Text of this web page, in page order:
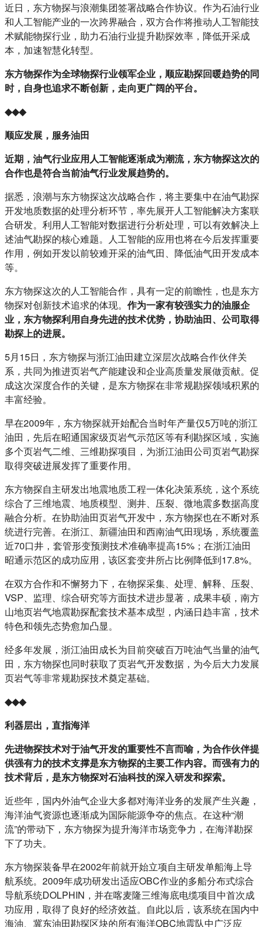
近日，东方物探与浪潮集团签署战略合作协议。作为石油行业
和人工智能产业的一次跨界融合，双方合作将推动人工智能技
术赋能物探行业，助力石油行业提升勘探效率，降低开采成
本，加速智慧化转型。
东方物探作为全球物探行业领军企业，顺应勘探回暖趋势的同
时，自身也追求不断创新，走向更广阔的平台。
◆◆◆
顺应发展，服务油田
近期，油气行业应用人工智能逐渐成为潮流，东方物探这次的
合作也是符合当前油气行业发展趋势的。
据悉，浪潮与东方物探这次战略合作，将主要集中在油气勘探
开发地质数据的处理分析环节，率先展开人工智能解决方案联
合研发。利用人工智能对数据进行分析处理，可以有效解决上
述油气勘探的核心难题。人工智能的应用也将在今后发挥重要
作用，例如开发以前较难开采的油气田、降低油气田开发成本
等。
东方物探这次的人工智能合作，具有一定的前瞻性，也是东方
物探对创新技术追求的体现。 作为一家有较强实力的油服企
业，东方物探利用自身先进的技术优势，协助油田、公司取得
勘探上的进展。
5月15日，东方物探与浙江油田建立深层次战略合作伙伴关
系，共同为推进页岩气产能建设和企业高质量发展做贡献。促
成这次深度合作的关键，是东方物探在非常规勘探领域积累的
丰富经验。
早在2009年，东方物探就开始配合当时年产量仅5万吨的浙江
油田，先后在昭通国家级页岩气示范区等有利勘探区域，实施
多个页岩气二维、三维勘探项目，为浙江油田公司页岩气勘探
取得突破进展发挥了重要作用。
东方物探自主研发出地震地质工程一体化决策系统，这个系统
综合了三维地震、地质模型、测井、压裂、微地震多数据高度
融合分析。在协助油田页岩气开发中，东方物探也在不断对系
统进行完善。在浙江、新疆油田和西南油气田现场，系统覆盖
近70口井，套管形变预测技术准确率提高15%；在浙江油田
昭通示范区的成功应用，该区套变井所占比例降低到17.8%。
在双方合作和不懈努力下，在物探采集、处理、解释、压裂、
VSP、监理、综合研究等方面技术进步显著，成果丰硕，南方
山地页岩气地震勘探配套技术基本成型，内涵日趋丰富，技术
特色和领先态势愈加凸显。
经多年发展，浙江油田成长为目前突破百万吨油气当量的油气
田，东方物探也同时获取了页岩气开发数据，为今后大力发展
页岩气等非常规勘探技术奠定基础。
◆◆◆
利器层出，直指海洋
先进物探技术对于油气开发的重要性不言而喻，为合作伙伴提
供强有力的技术支撑是东方物探的主要工作内容。而强有力的
技术背后，是东方物探对石油科技的深入研发和探索。
近些年，国内外油气企业大多都对海洋业务的发展产生兴趣，
海洋油气资源也逐渐成为国际能源争夺的焦点。在这种“潮
流”的带动下，东方物探为提升海洋市场竞争力，在海洋勘探
下了功夫。
东方物探装备早在2002年前就开始立项自主研发单船海上导
航系统。2009年成功研发出适应OBC作业的多船分布式综合
导航系统DOLPHIN，并在喀麦隆三维海底电缆项目中首次成
功应用，取得了良好的经济效益。自此以后，该系统在国内中
海油、冀东油田勘探区块的所有海洋OBC地震队中广泛应